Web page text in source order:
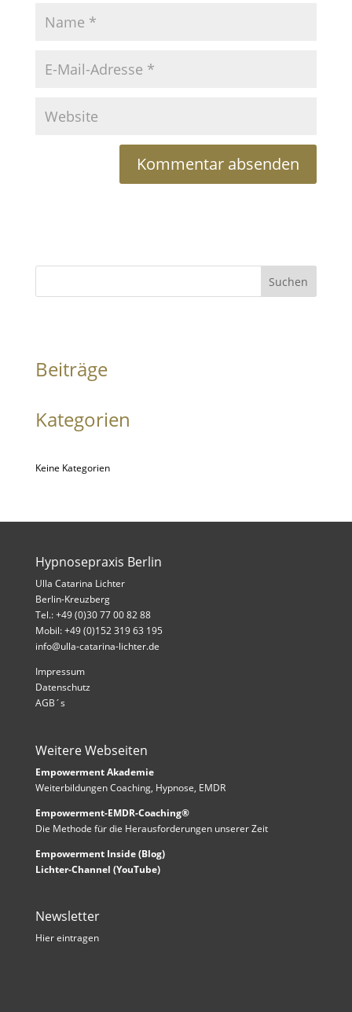
Suchen
Beiträge
Kategorien
Keine Kategorien
Hypnosepraxis Berlin
Ulla Catarina Lichter
Berlin-Kreuzberg
Tel.: +49 (0)30 77 00 82 88
Mobil: +49 (0)152 319 63 195
info@ulla-catarina-lichter.de
Impressum
Datenschutz
AGB´s
Weitere Webseiten
Empowerment Akademie
Weiterbildungen Coaching, Hypnose, EMDR
Empowerment-EMDR-Coaching®
Die Methode für die Herausforderungen unserer Zeit
Empowerment Inside (Blog)
Lichter-Channel (YouTube)
Newsletter
Hier eintragen